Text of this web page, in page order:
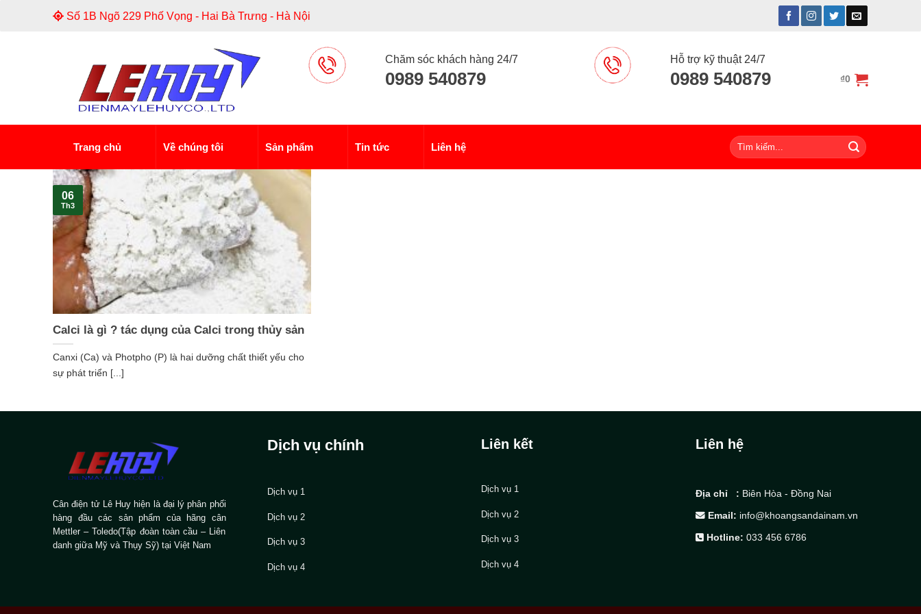
Số 1B Ngõ 229 Phố Vọng - Hai Bà Trưng - Hà Nội
Chăm sóc khách hàng 24/7
0989 540879
Hỗ trợ kỹ thuật 24/7
0989 540879 ₫0
Trang chủ Về chúng tôi Sản phẩm Tin tức Liên hệ
Tìm
kiếm:
Calci là gì ? tác dụng của Calci trong thủy sản
Canxi (Ca) và Photpho (P) là hai dưỡng chất thiết yếu cho
sự phát triển [...]
06
Th3
Cân điện tử Lê Huy hiện là đại lý phân phối
hàng đầu các sản phẩm của hãng cân
Mettler – Toledo(Tập đoàn toàn cầu – Liên
danh giữa Mỹ và Thụy Sỹ) tại Việt Nam
Dịch vụ chính
Dịch vụ 1
Dịch vụ 2
Dịch vụ 3
Dịch vụ 4
Liên kết
Dịch vụ 1
Dịch vụ 2
Dịch vụ 3
Dịch vụ 4
Liên hệ
Địa chỉ : Biên Hòa - Đồng Nai
Email: info@khoangsandainam.vn
Hotline: 033 456 6786